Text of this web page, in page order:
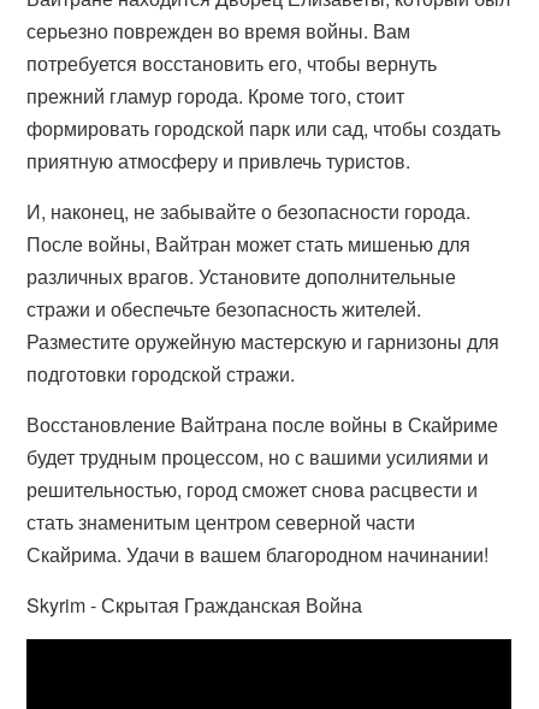
серьезно поврежден во время войны. Вам
потребуется восстановить его, чтобы вернуть
прежний гламур города. Кроме того, стоит
формировать городской парк или сад, чтобы создать
приятную атмосферу и привлечь туристов.
И, наконец, не забывайте о безопасности города.
После войны, Вайтран может стать мишенью для
различных врагов. Установите дополнительные
стражи и обеспечьте безопасность жителей.
Разместите оружейную мастерскую и гарнизоны для
подготовки городской стражи.
Восстановление Вайтрана после войны в Скайриме
будет трудным процессом, но с вашими усилиями и
решительностью, город сможет снова расцвести и
стать знаменитым центром северной части
Скайрима. Удачи в вашем благородном начинании!
Skyrim - Скрытая Гражданская Война